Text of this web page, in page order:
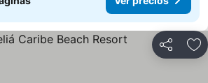
Compartir